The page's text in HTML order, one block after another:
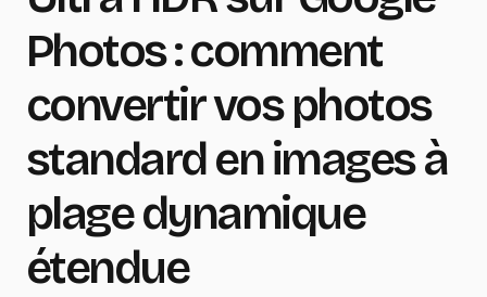
Photos : comment
convertir vos photos
standard en images à
plage dynamique
étendue